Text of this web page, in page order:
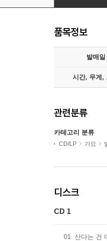
품목정보
발매일
시간, 무게,
관련분류
카테고리 분류
CD/LP 가요
디스크
CD 1
01 산다는 건